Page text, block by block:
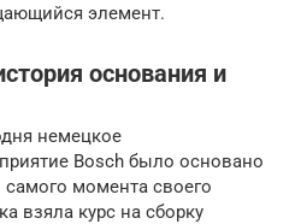
элемент.
основания и
немецкое
Bosch было основано
самого момента своего
взяла курс на сборку